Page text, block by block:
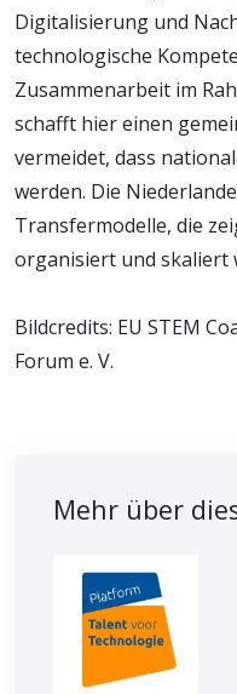
Digitalisierung und
technologische
Zusammenarbeit im
schafft hier einen
vermeidet, dass
werden. Die
Transfermodelle, die
organisiert und skaliert
Bildcredits: EU STEM
Forum e. V.
Mehr über